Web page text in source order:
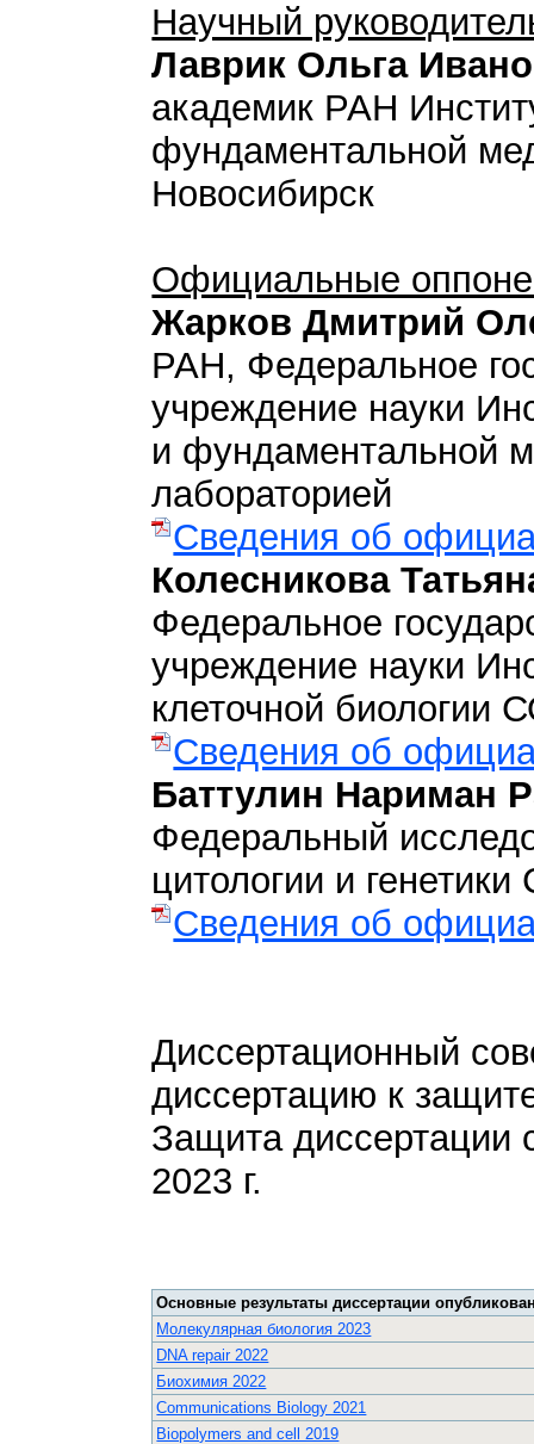
Научный
Лаврик Ольга
академик РАН
фундаментальной
Новосибирск
Официальные
Жарков Дмитрий
РАН, Федеральное
учреждение науки
и фундаментальной
лабораторией
Сведения об
Колесникова
Федеральное
учреждение науки
клеточной биологии
Сведения об
Баттулин Нариман
Федеральный
цитологии и
Сведения об
Диссертационный
диссертацию к
Защита диссертации
2023 г.
Основные результаты диссертации
Молекулярная биология 2023
DNA repair 2022
Биохимия 2022
Communications Biology 2021
Biopolymers and cell 2019